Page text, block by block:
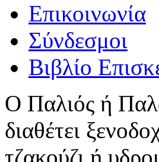
Επικοινωνία
Σύνδεσμοι
Βιβλίο
Ο Παλιός ή
διαθέτει